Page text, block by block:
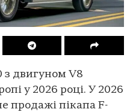
з двигуном V8
у 2026 році. У 2026
продажі пікапа F-